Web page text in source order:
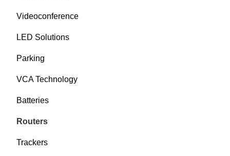
Videoconference
LED Solutions
Parking
VCA Technology
Batteries
Routers
Trackers